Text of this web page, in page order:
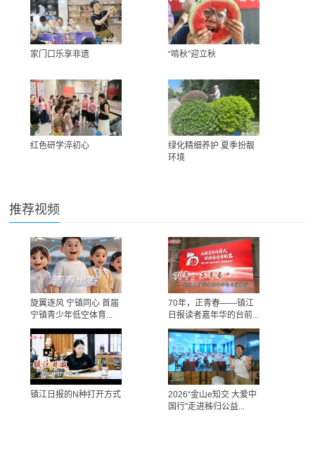
家门口乐享非遗 “啃秋”迎立秋
红色研学淬初心
绿化精细养护 夏季扮靓
环境
推荐视频
旋翼逐风 宁镇同心 首届
宁镇青少年低空体育...
70年，正青春——镇江
日报读者嘉年华的台前...
镇江日报的N种打开方式
2026“金山e知交 大爱中
国行”走进秭归公益...